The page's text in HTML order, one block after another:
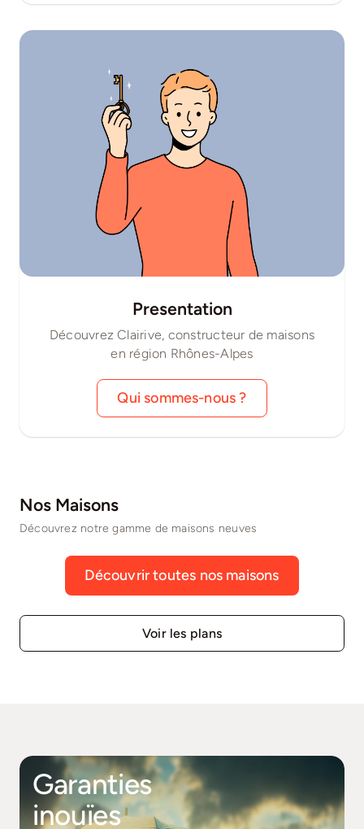
Presentation
Découvrez Clairive, constructeur de maisons
en région Rhônes-Alpes
Qui sommes-nous ?
Nos Maisons
Découvrez notre gamme de maisons neuves
Voir les plans
Découvrir toutes nos maisons
Garanties
inouïes